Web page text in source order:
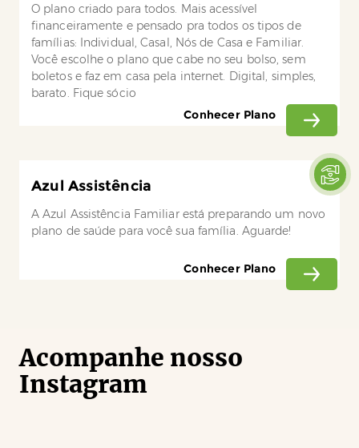
O plano criado para todos. Mais acessível
financeiramente e pensado pra todos os tipos de
famílias: Individual, Casal, Nós de Casa e Familiar.
Você escolhe o plano que cabe no seu bolso, sem
boletos e faz em casa pela internet. Digital, simples,
barato. Fique sócio
Conhecer Plano
Azul Assistência
A Azul Assistência Familiar está preparando um novo
plano de saúde para você sua família. Aguarde!
Conhecer Plano
Acompanhe nosso
Instagram